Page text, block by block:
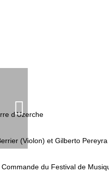
d’Uzerche
(Violon) et Gilberto
du Festival de